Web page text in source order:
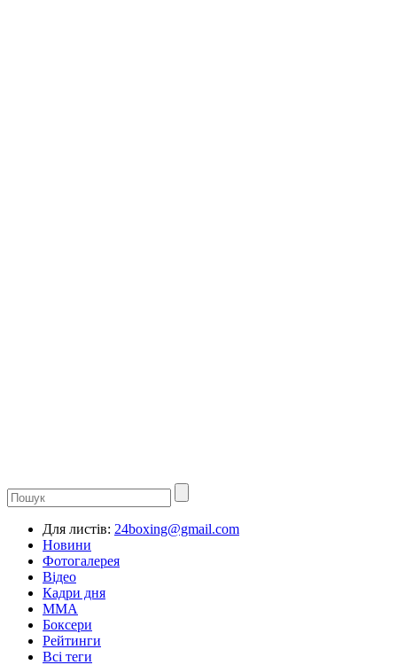
Для листів: 24boxing@gmail.com
Новини
Фотогалерея
Відео
Кадри дня
ММА
Боксери
Рейтинги
Всі теги